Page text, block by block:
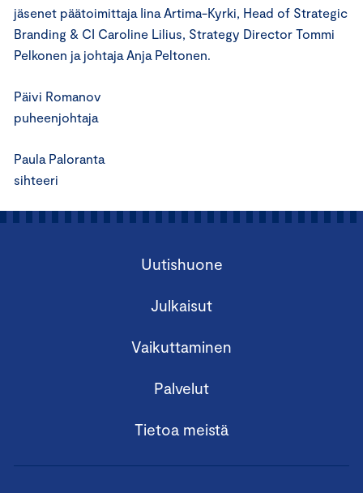
jäsenet päätoimittaja Iina Artima-Kyrki, Head of Strategic
Branding & CI Caroline Lilius, Strategy Director Tommi
Pelkonen ja johtaja Anja Peltonen.
Päivi Romanov
puheenjohtaja
Paula Paloranta
sihteeri
Uutishuone
Julkaisut
Vaikuttaminen
Palvelut
Tietoa meistä